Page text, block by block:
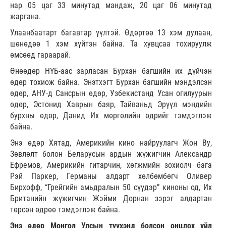
нар 05 цаг 33 минутад мандаж, 20 цаг 06 минутад
жаргана.
Улаанбаатарт багавтар үүлтэй. Өдөртөө 13 хэм дулаан,
шөнөдөө 1 хэм хүйтэн байна. Та хувцсаа тохируулж
өмсөөд гараарай.
Өнөөдөр НҮБ-аас зарласан Бурхан багшийн их дүйчэн
өдөр тохиож байна. Энэтхэгт Бурхан багшийн мэндэлсэн
өдөр, АНУ-д Сансрын өдөр, Узбекистанд Усан огилуурын
өдөр, Эстонид Хаврын баяр, Тайваньд Эрүүл мэндийн
бурхны өдөр, Данид Их мөргөлийн өдрийг тэмдэглэж
байна.
Энэ өдөр Хятад, Америкийн кино найруулагч Жон Ву,
Зөвлөлт болон Беларусын ардын жүжигчин Александр
Ефремов, Америкийн гитарчин, хөгжмийн зохиолч бага
Рэй Паркер, Германы алдарт хөлбөмбөгч Оливер
Бирхофф, “Грейгийн амьдралын 50 сүүдэр” киноны од, Их
Британийн жүжигчин Жэйми Дорнан зэрэг алдартан
төрсөн өдрөө тэмдэглэж байна.
Энэ өдөр Монгол Улсын түүхэнд болсон онцлох үйл